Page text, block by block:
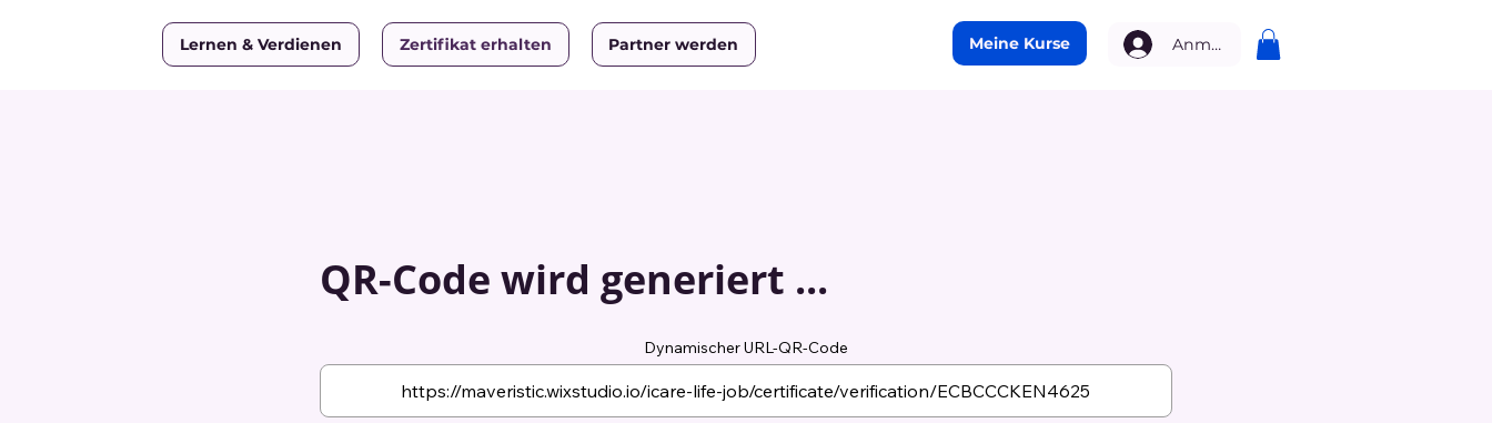
Lernen & Verdienen Zertifikat erhalten Partner werden Meine Kurse Anmelden
QR-Code wird generiert ...
Dynamischer URL-QR-Code